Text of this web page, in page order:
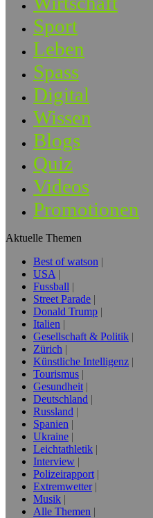
Sport
Leben
Spass
Digital
Wissen
Blogs
Quiz
Videos
Promotionen
Aktuelle Themen
Best of watson
USA
Fussball
Street Parade
Donald Trump
Italien
Gesellschaft & Politik
Zürich
Künstliche Intelligenz
Tourismus
Gesundheit
Deutschland
Russland
Spanien
Ukraine
Leichtathletik
Interview
Polizeirapport
Extremwetter
Musik
Alle Themen